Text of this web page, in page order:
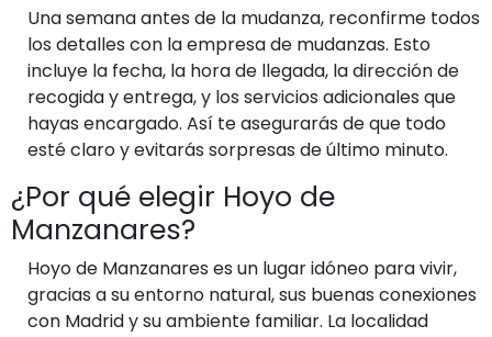
Una semana antes de la mudanza, reconfirme todos
los detalles con la empresa de mudanzas. Esto
incluye la fecha, la hora de llegada, la dirección de
recogida y entrega, y los servicios adicionales que
hayas encargado. Así te asegurarás de que todo
esté claro y evitarás sorpresas de último minuto.
¿Por qué elegir Hoyo de
Manzanares?
Hoyo de Manzanares es un lugar idóneo para vivir,
gracias a su entorno natural, sus buenas conexiones
con Madrid y su ambiente familiar. La localidad